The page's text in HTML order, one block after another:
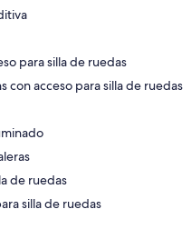
para silla de ruedas
con acceso para silla de ruedas
de ruedas
silla de ruedas